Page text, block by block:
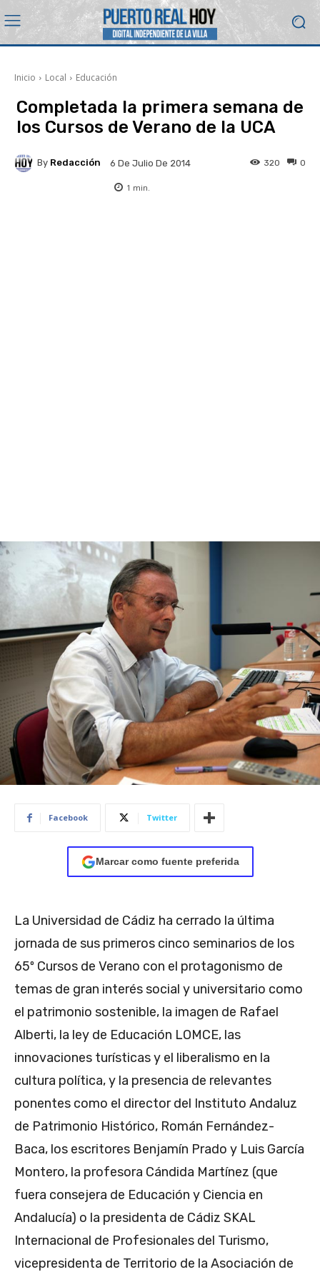
Inicio Local Educación
Completada la primera semana de
los Cursos de Verano de la UCA
By Redacción 6 De Julio De 2014 0
320
1 min.
Facebook Twitter
Marcar como fuente preferida
La Universidad de Cádiz ha cerrado la última
jornada de sus primeros cinco seminarios de los
65º Cursos de Verano con el protagonismo de
temas de gran interés social y universitario como
el patrimonio sostenible, la imagen de Rafael
Alberti, la ley de Educación LOMCE, las
innovaciones turísticas y el liberalismo en la
cultura política, y la presencia de relevantes
ponentes como el director del Instituto Andaluz
de Patrimonio Histórico, Román Fernández-
Baca, los escritores Benjamín Prado y Luis García
Montero, la profesora Cándida Martínez (que
fuera consejera de Educación y Ciencia en
Andalucía) o la presidenta de Cádiz SKAL
Internacional de Profesionales del Turismo,
vicepresidenta de Territorio de la Asociación de